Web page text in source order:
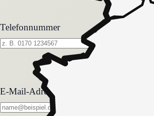
Telefonnummer
E-Mail-Adresse